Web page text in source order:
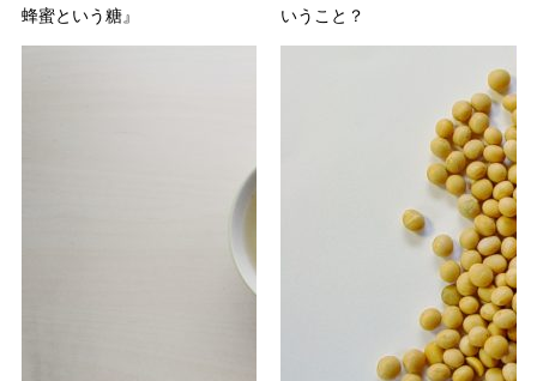
蜂蜜という糖』
いうこと？